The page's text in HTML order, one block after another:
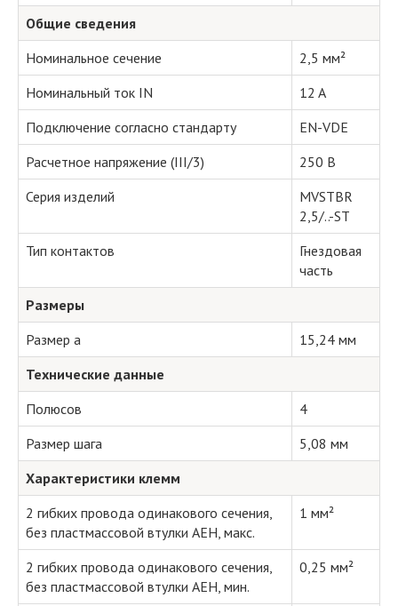
Общие сведения
Номинальное сечение
2,5 мм²
Номинальный ток IN
12 A
Подключение согласно стандарту
EN-VDE
Расчетное напряжение (III/3)
250 В
Серия изделий
MVSTBR
2,5/..-ST
Тип контактов
Гнездовая
часть
Размеры
Размер a
15,24 мм
Технические данные
Полюсов
4
Размер шага
5,08 мм
Характеристики клемм
2 гибких провода одинакового сечения,
без пластмассовой втулки AEH, макс.
1 мм²
2 гибких провода одинакового сечения,
без пластмассовой втулки AEH, мин.
0,25 мм²